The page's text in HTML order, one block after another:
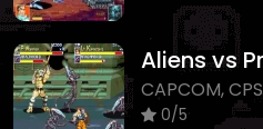
Aliens vs
CAPCOM,
0/5